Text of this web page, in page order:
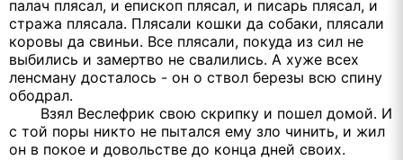
палач плясал, и епископ плясал, и писарь плясал, и
стража плясала. Плясали кошки да собаки, плясали
коровы да свиньи. Все плясали, покуда из сил не
выбились и замертво не свалились. А хуже всех
ленсману досталось - он о ствол березы всю спину
ободрал.
Взял Веслефрик свою скрипку и пошел домой. И
с той поры никто не пытался ему зло чинить, и жил
он в покое и довольстве до конца дней своих.